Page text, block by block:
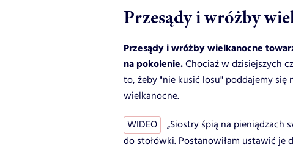
Przesądy i wróżby
Przesądy i wróżby wielkanocne
na pokolenie.Chociaż w dzisiejszych
to, żeby "nie kusić losu" poddajemy
wielkanocne.
WIDEO
„Siostry śpią na pieniądzach
do stołówki. Postanowiłam ustawić je